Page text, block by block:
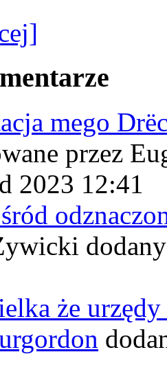
mego
przez
2023 12:41
że